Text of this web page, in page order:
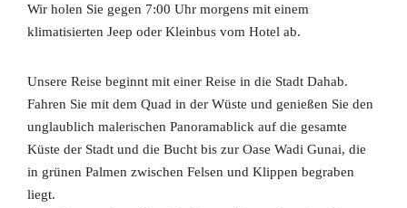
Wir holen Sie gegen 7:00 Uhr morgens mit einem
klimatisierten Jeep oder Kleinbus vom Hotel ab.
Unsere Reise beginnt mit einer Reise in die Stadt Dahab.
Fahren Sie mit dem Quad in der Wüste und genießen Sie den
unglaublich malerischen Panoramablick auf die gesamte
Küste der Stadt und die Bucht bis zur Oase Wadi Gunai, die
in grünen Palmen zwischen Felsen und Klippen begraben
liegt.